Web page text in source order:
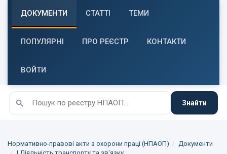
ДОКУМЕНТИ СТАТТІ ТЕМИ
ПОПУЛЯРНІ ПРО РЕЄСТР КОНТАКТИ
ВОЙТИ
Знайти
Нормативно-правові акти з охорони праці (НПАОП)
Документи